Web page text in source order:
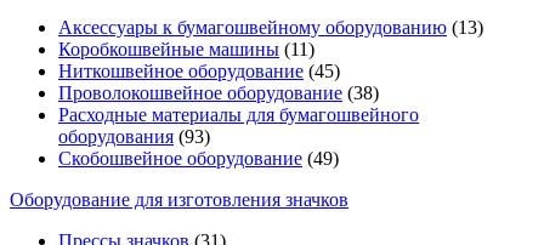
Аксессуары к бумагошвейному оборудованию (13)
Коробкошвейные машины (11)
Ниткошвейное оборудование (45)
Проволокошвейное оборудование (38)
Расходные материалы для бумагошвейного
оборудования (93)
Скобошвейное оборудование (49)
Оборудование для изготовления значков
Прессы значков (31)